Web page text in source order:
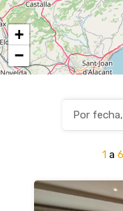
+
−
1 a 6
Por